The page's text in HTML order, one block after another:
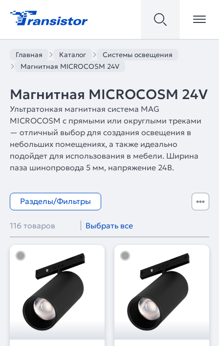
Главная Каталог
Системы освещения
Магнитная MICROCOSM 24V
Магнитная MICROCOSM 24V
Ультратонкая магнитная система MAG
MICROCOSM с прямыми или округлыми треками
— отличный выбор для создания освещения в
небольших помещениях, а также идеально
подойдет для использования в мебели. Ширина
паза шинопровода 5 мм, напряжение 24В.
Разделы/Фильтры
116 товаров Выбрать все